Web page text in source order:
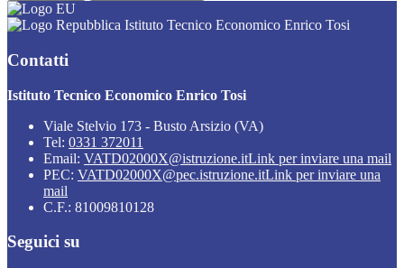
Istituto Tecnico Economico Enrico Tosi
Contatti
Istituto Tecnico Economico Enrico Tosi
Viale Stelvio 173 - Busto Arsizio (VA)
Tel: 0331 372011
Email: VATD02000X@istruzione.itLink per inviare una mail
PEC: VATD02000X@pec.istruzione.itLink per inviare una
mail
C.F.: 81009810128
Seguici su